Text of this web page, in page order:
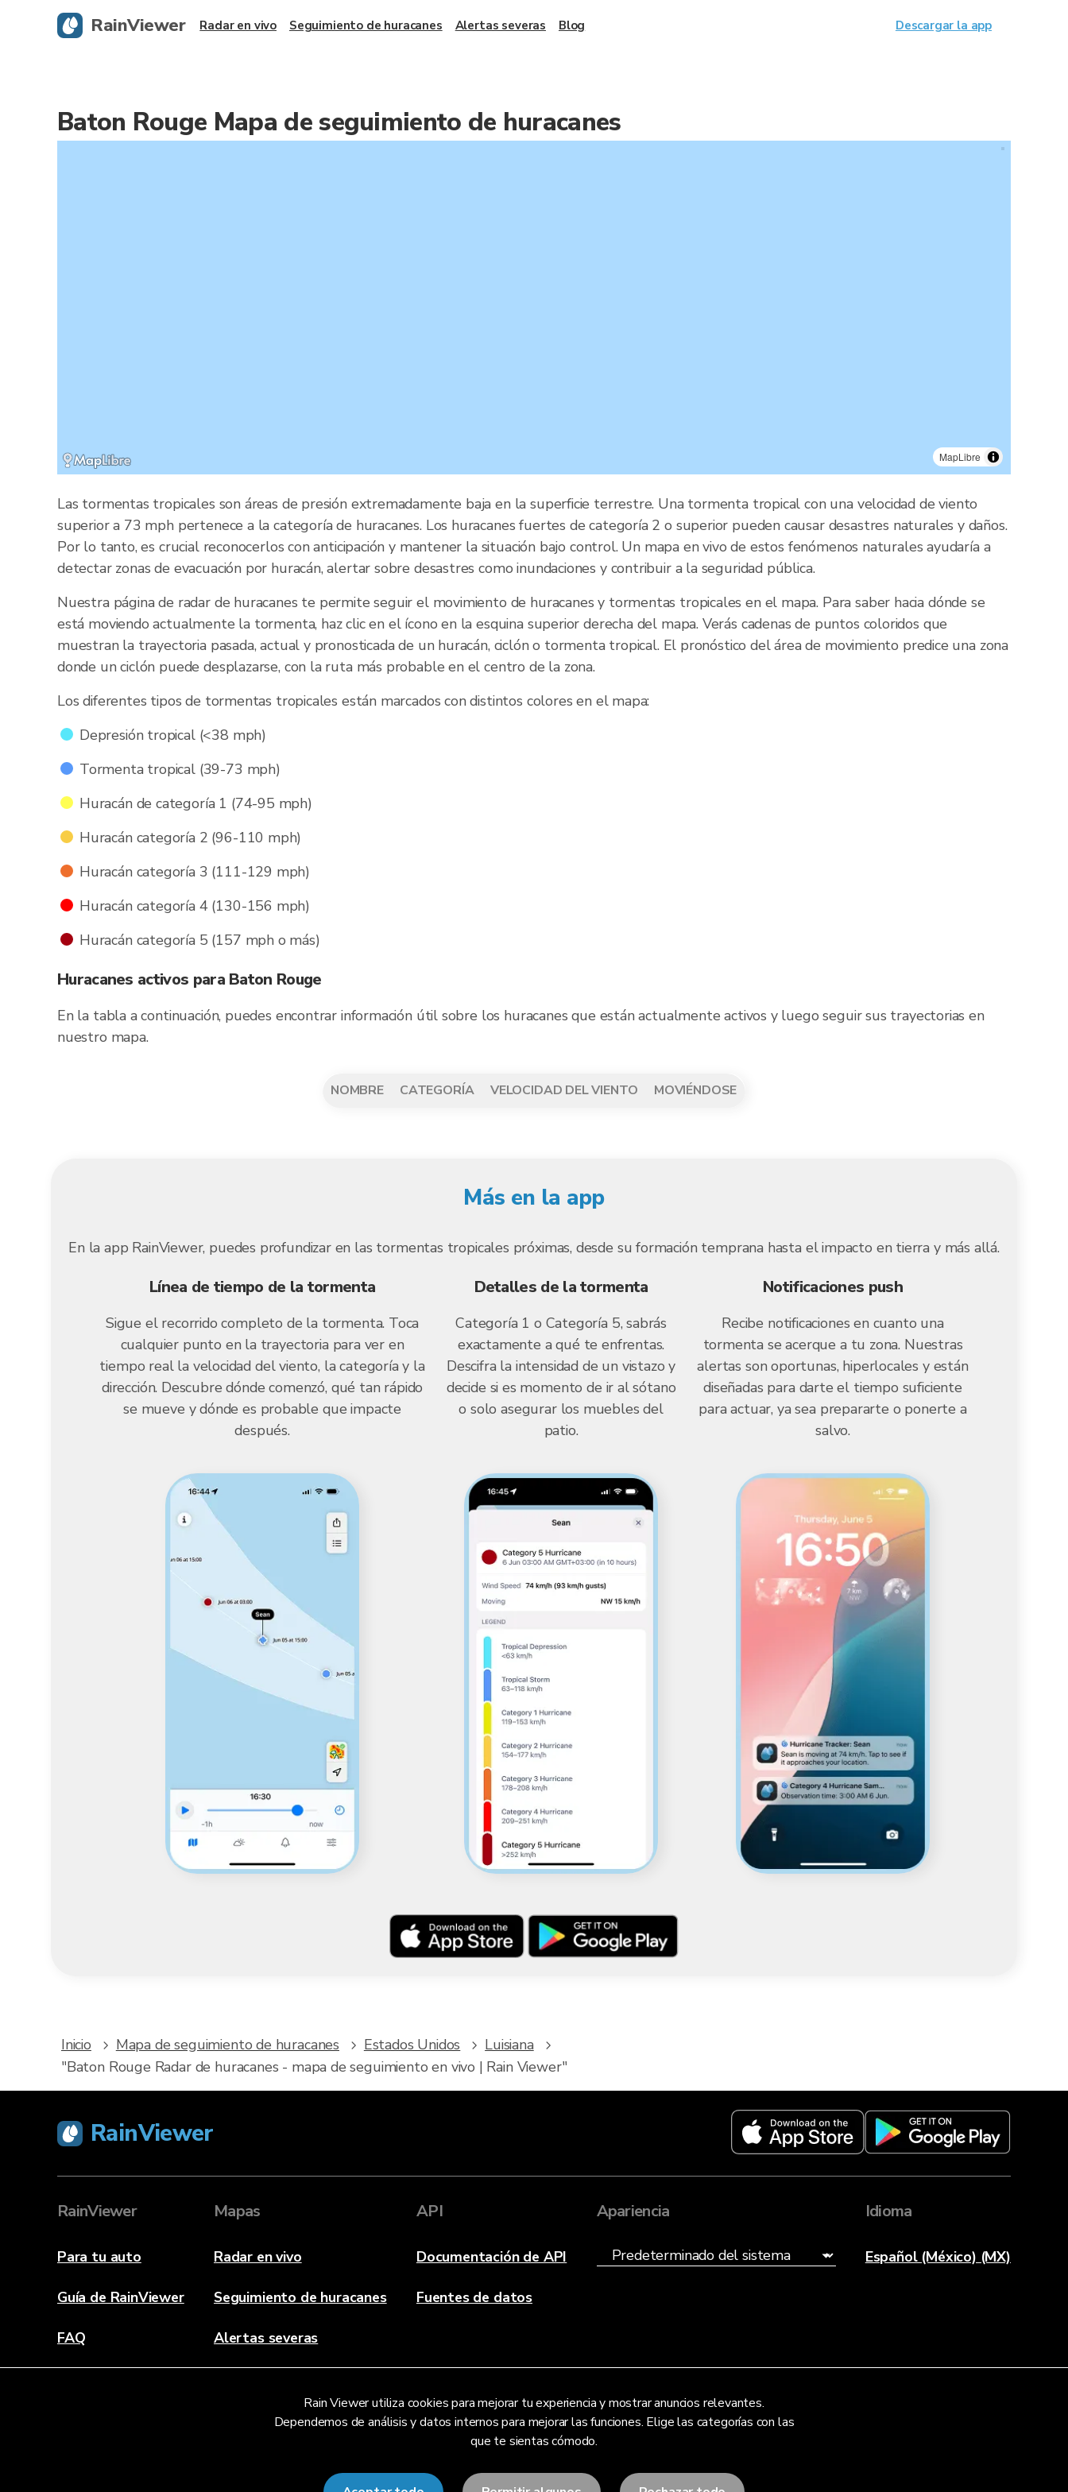
Baton Rouge Mapa de seguimiento de huracanes
MapLibre
Las tormentas tropicales son áreas de presión extremadamente baja en la superficie terrestre. Una tormenta tropical con una velocidad de viento
superior a 73 mph pertenece a la categoría de huracanes. Los huracanes fuertes de categoría 2 o superior pueden causar desastres naturales y daños.
Por lo tanto, es crucial reconocerlos con anticipación y mantener la situación bajo control. Un mapa en vivo de estos fenómenos naturales ayudaría a
detectar zonas de evacuación por huracán, alertar sobre desastres como inundaciones y contribuir a la seguridad pública.
Nuestra página de radar de huracanes te permite seguir el movimiento de huracanes y tormentas tropicales en el mapa. Para saber hacia dónde se
está moviendo actualmente la tormenta, haz clic en el ícono en la esquina superior derecha del mapa. Verás cadenas de puntos coloridos que
muestran la trayectoria pasada, actual y pronosticada de un huracán, ciclón o tormenta tropical. El pronóstico del área de movimiento predice una zona
donde un ciclón puede desplazarse, con la ruta más probable en el centro de la zona.
Los diferentes tipos de tormentas tropicales están marcados con distintos colores en el mapa:
Depresión tropical (<38 mph)
Tormenta tropical (39-73 mph)
Huracán de categoría 1 (74-95 mph)
Huracán categoría 2 (96-110 mph)
Huracán categoría 3 (111-129 mph)
Huracán categoría 4 (130-156 mph)
Huracán categoría 5 (157 mph o más)
Huracanes activos para Baton Rouge
En la tabla a continuación, puedes encontrar información útil sobre los huracanes que están actualmente activos y luego seguir sus trayectorias en
nuestro mapa.
NOMBRE CATEGORÍA VELOCIDAD DEL VIENTO MOVIÉNDOSE
Más en la app
En la app RainViewer, puedes profundizar en las tormentas tropicales próximas, desde su formación temprana hasta el impacto en tierra y más allá.
Línea de tiempo de la tormenta
Sigue el recorrido completo de la tormenta. Toca
cualquier punto en la trayectoria para ver en
tiempo real la velocidad del viento, la categoría y la
dirección. Descubre dónde comenzó, qué tan rápido
se mueve y dónde es probable que impacte
después.
Detalles de la tormenta
Categoría 1 o Categoría 5, sabrás
exactamente a qué te enfrentas.
Descifra la intensidad de un vistazo y
decide si es momento de ir al sótano
o solo asegurar los muebles del
patio.
Notificaciones push
Recibe notificaciones en cuanto una
tormenta se acerque a tu zona. Nuestras
alertas son oportunas, hiperlocales y están
diseñadas para darte el tiempo suficiente
para actuar, ya sea prepararte o ponerte a
salvo.
Rain Viewer utiliza cookies para mejorar tu experiencia y mostrar anuncios relevantes.
Dependemos de análisis y datos internos para mejorar las funciones. Elige las categorías con las
que te sientas cómodo.
Inicio Mapa de seguimiento de huracanes Estados Unidos
Luisiana
"Baton Rouge Radar de huracanes - mapa de seguimiento en vivo | Rain Viewer"
RainViewer
RainViewer
Para tu auto
Guía de RainViewer
FAQ
Mapas
Radar en vivo
Seguimiento de huracanes
Alertas severas
API
Documentación de API
Fuentes de datos
Apariencia Idioma
Español (México) (MX)
RainViewer Radar en vivo Seguimiento de huracanes Alertas severas Blog Descargar la app